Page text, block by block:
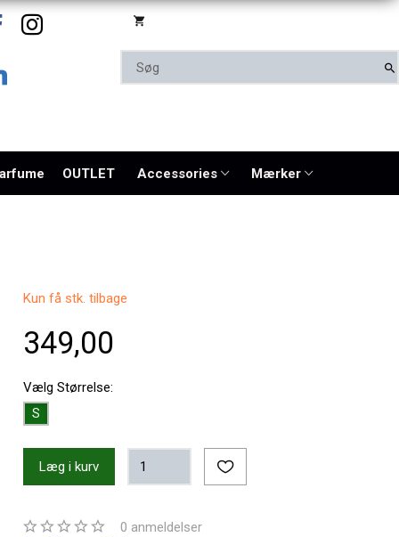
OUTLET Accessories Mærker
Kun få stk. tilbage
349,00
Vælg Størrelse:
S
Læg i kurv
0 anmeldelser